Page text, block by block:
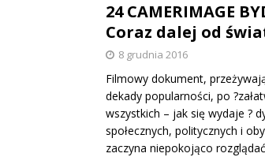
24 CAMERIMAGE
Coraz dalej od
8 grudnia 2016
Filmowy dokument,
dekady popularności, po
wszystkich – jak się wydaje ?
społecznych, politycznych i
zaczyna niepokojąco